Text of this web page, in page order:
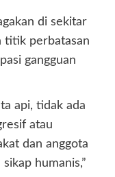
di sekitar
titik perbatasan
gangguan
api, tidak ada
atau
dan anggota
humanis,”